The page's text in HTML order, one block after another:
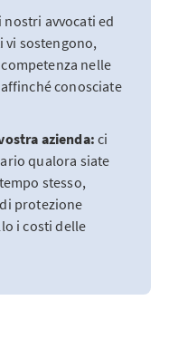
i nostri avvocati ed
vi sostengono,
nelle
conosciate
azienda: ci
qualora siate
stesso,
protezione
i costi delle